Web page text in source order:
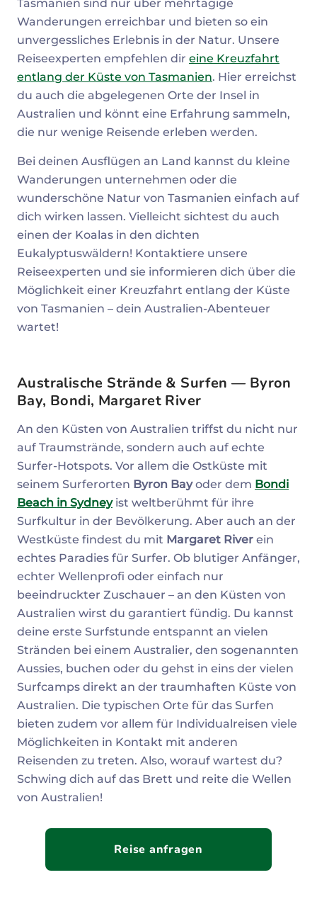
Tasmanien sind nur über mehrtägige
Wanderungen erreichbar und bieten so ein
unvergessliches Erlebnis in der Natur. Unsere
Reiseexperten empfehlen dir eine Kreuzfahrt
entlang der Küste von Tasmanien. Hier erreichst
du auch die abgelegenen Orte der Insel in
Australien und könnt eine Erfahrung sammeln,
die nur wenige Reisende erleben werden.
Bei deinen Ausflügen an Land kannst du kleine
Wanderungen unternehmen oder die
wunderschöne Natur von Tasmanien einfach auf
dich wirken lassen. Vielleicht sichtest du auch
einen der Koalas in den dichten
Eukalyptuswäldern! Kontaktiere unsere
Reiseexperten und sie informieren dich über die
Möglichkeit einer Kreuzfahrt entlang der Küste
von Tasmanien – dein Australien-Abenteuer
wartet!
Australische Strände & Surfen — Byron
Bay, Bondi, Margaret River
An den Küsten von Australien triffst du nicht nur
auf Traumstrände, sondern auch auf echte
Surfer-Hotspots. Vor allem die Ostküste mit
seinem Surferorten Byron Bayoder dem Bondi
Beach in Sydneyist weltberühmt für ihre
Surfkultur in der Bevölkerung. Aber auch an der
Westküste findest du mit Margaret River ein
echtes Paradies für Surfer. Ob blutiger Anfänger,
echter Wellenprofi oder einfach nur
beeindruckter Zuschauer – an den Küsten von
Australien wirst du garantiert fündig. Du kannst
deine erste Surfstunde entspannt an vielen
Stränden bei einem Australier, den sogenannten
Aussies, buchen oder du gehst in eins der vielen
Surfcamps direkt an der traumhaften Küste von
Australien. Die typischen Orte für das Surfen
bieten zudem vor allem für Individualreisen viele
Möglichkeiten in Kontakt mit anderen
Reisenden zu treten. Also, worauf wartest du?
Schwing dich auf das Brett und reite die Wellen
von Australien!
Reise anfragen